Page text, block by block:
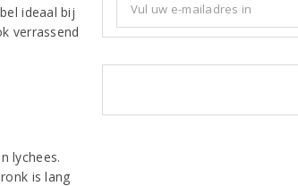
ideaal bij
verrassend
lychees.
is lang